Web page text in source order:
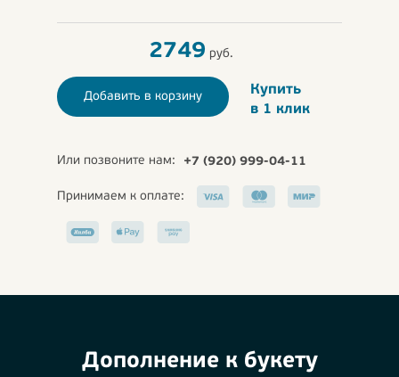
2749 руб.
Добавить в корзину
Купить
в 1 клик
Или позвоните нам: +7 (920) 999-04-11
Принимаем к оплате:
Дополнение к букету